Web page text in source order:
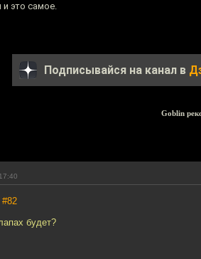
это самое.
Подписывайся на канал в
Goblin
#82
будет?